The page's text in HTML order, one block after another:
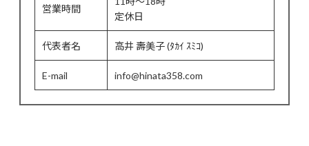
営業時間
定休日
代表者名 高井 壽美子 (ﾀｶｲ ｽﾐｺ)
E-mail info@hinata358.com